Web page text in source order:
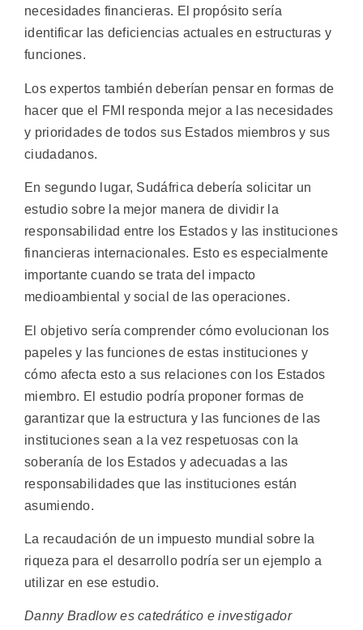
necesidades financieras. El propósito sería
identificar las deficiencias actuales en estructuras y
funciones.
Los expertos también deberían pensar en formas de
hacer que el FMI responda mejor a las necesidades
y prioridades de todos sus Estados miembros y sus
ciudadanos.
En segundo lugar, Sudáfrica debería solicitar un
estudio sobre la mejor manera de dividir la
responsabilidad entre los Estados y las instituciones
financieras internacionales. Esto es especialmente
importante cuando se trata del impacto
medioambiental y social de las operaciones.
El objetivo sería comprender cómo evolucionan los
papeles y las funciones de estas instituciones y
cómo afecta esto a sus relaciones con los Estados
miembro. El estudio podría proponer formas de
garantizar que la estructura y las funciones de las
instituciones sean a la vez respetuosas con la
soberanía de los Estados y adecuadas a las
responsabilidades que las instituciones están
asumiendo.
La recaudación de un impuesto mundial sobre la
riqueza para el desarrollo podría ser un ejemplo a
utilizar en ese estudio.
Danny Bradlow es catedrático e investigador